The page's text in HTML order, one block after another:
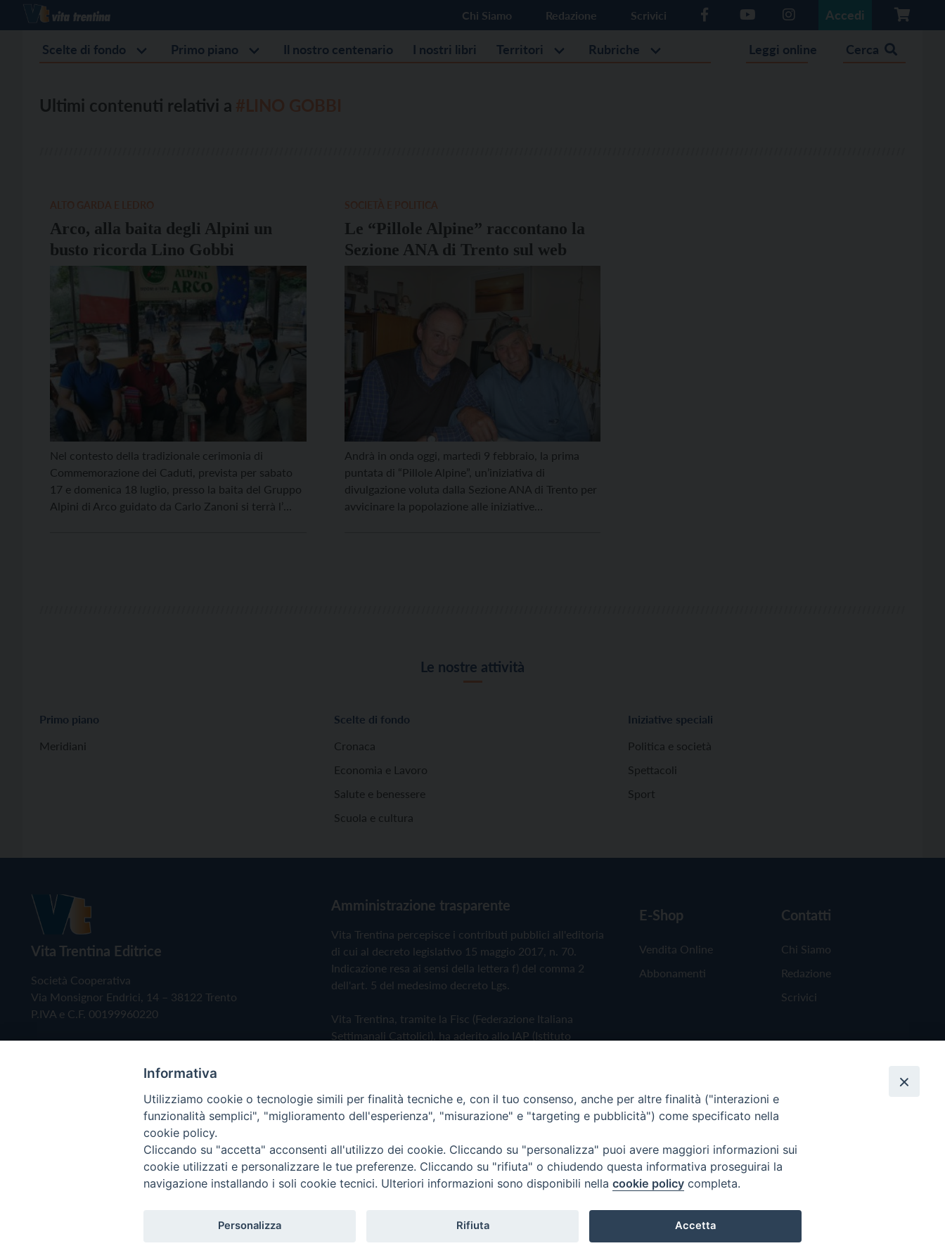
Chi Siamo Redazione Scrivici Accedi
Scelte di fondo Primo piano Il nostro centenario I nostri libri Territori Rubriche Leggi online Cerca
Ultimi contenuti relativi a
Arco, alla baita degli Alpini un
busto ricorda Lino Gobbi
Nel contesto della tradizionale cerimonia di
Commemorazione dei Caduti, prevista per sabato
17 e domenica 18 luglio, presso la baita del Gruppo
Alpini di Arco guidato da Carlo Zanoni si terrà l’
Le “Pillole Alpine” raccontano la
Sezione ANA di Trento sul web
Andrà in onda oggi, martedì 9 febbraio, la prima
puntata di “Pillole Alpine”, un’iniziativa di
divulgazione voluta dalla Sezione ANA di Trento per
avvicinare la popolazione alle iniziative
Le nostre attività
Primo piano
Meridiani
Scelte di fondo
Cronaca
Economia e Lavoro
Salute e benessere
Scuola e cultura
Iniziative speciali
Politica e società
Spettacoli
Sport
Vita Trentina Editrice
Società Cooperativa
Via Monsignor Endrici, 14 – 38122 Trento
P.IVA e C.F. 00199960220
Amministrazione trasparente
Vita Trentina percepisce i contributi pubblici all'editoria
di cui al decreto legislativo 15 maggio 2017, n. 70.
Indicazione resa ai sensi della lettera f) del comma 2
dell'art. 5 del medesimo decreto Lgs.
Vita Trentina, tramite la Fisc (Federazione Italiana
Settimanali Cattolici), ha aderito allo IAP (Istituto
Privacy Policy Cookie Policy
E-Shop
Vendita Online
Abbonamenti
Contatti
Chi Siamo
Redazione
Scrivici
Copyright © 2019 - Tutti i diritti riservati - Vita Trentina Editrice
Informativa
Utilizziamo cookie o tecnologie simili per finalità tecniche e, con il tuo consenso, anche per altre finalità ("interazioni e
funzionalità semplici", "miglioramento dell'esperienza", "misurazione" e "targeting e pubblicità") come specificato nella
cookie policy.
Cliccando su "accetta" acconsenti all'utilizzo dei cookie. Cliccando su "personalizza" puoi avere maggiori informazioni sui
cookie utilizzati e personalizzare le tue preferenze. Cliccando su "rifiuta" o chiudendo questa informativa proseguirai la
navigazione installando i soli cookie tecnici. Ulteriori informazioni sono disponibili nella cookie policy completa.
Personalizza Rifiuta Accetta